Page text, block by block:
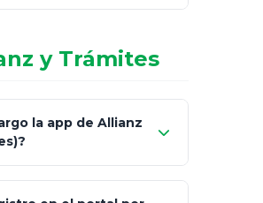
asesores informales en
netWorth (Certificado)
Estrategia Art. 151 / 93
y Trámites
la app de Allianz